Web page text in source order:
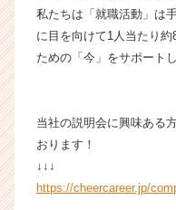
イ
ト
ア
リ
h
私たちは「就職活動」は
に目を向けて1人当たり
ための「今」をサポート
当社の説明会に興味ある
おります！
↓↓↓
https://cheercareer.jp/